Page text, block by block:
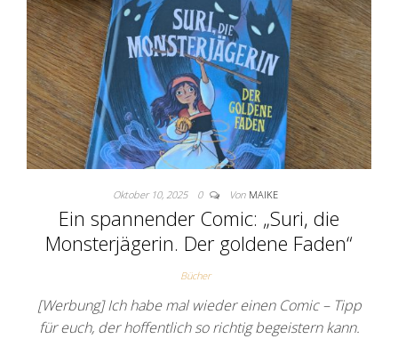
Oktober 10, 2025 0 Von MAIKE
Ein spannender Comic: „Suri, die
Monsterjägerin. Der goldene Faden“
Bücher
[Werbung] Ich habe mal wieder einen Comic – Tipp
für euch, der hoffentlich so richtig begeistern kann.